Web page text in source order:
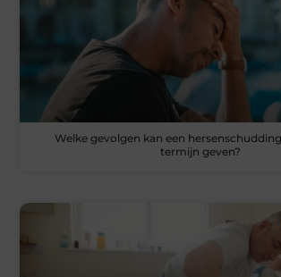
Welke gevolgen kan een
termijn geven?